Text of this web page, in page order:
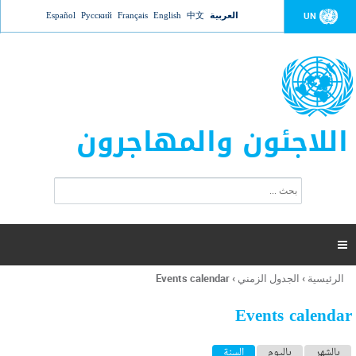
Jump to navigation UN العربية 中文
English
Français
Русский
Español
اللاجئون والمهاجرون
ت
ر
ل
ح
ب

أنت
هنا
الرئيسية › الجدول الزمني ›
Events calendar
Events calendar